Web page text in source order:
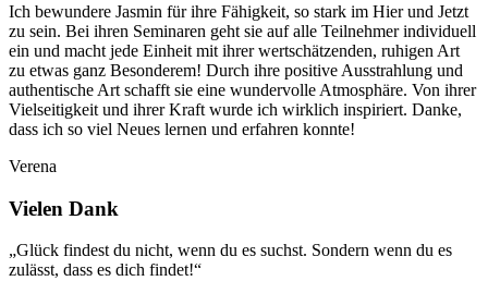
Ich bewundere Jasmin für ihre Fähigkeit, so stark im Hier und Jetzt
zu sein. Bei ihren Seminaren geht sie auf alle Teilnehmer individuell
ein und macht jede Einheit mit ihrer wertschätzenden, ruhigen Art
zu etwas ganz Besonderem! Durch ihre positive Ausstrahlung und
authentische Art schafft sie eine wundervolle Atmosphäre. Von ihrer
Vielseitigkeit und ihrer Kraft wurde ich wirklich inspiriert. Danke,
dass ich so viel Neues lernen und erfahren konnte!
Verena
Vielen Dank
„Glück findest du nicht, wenn du es suchst. Sondern wenn du es
zulässt, dass es dich findet!“